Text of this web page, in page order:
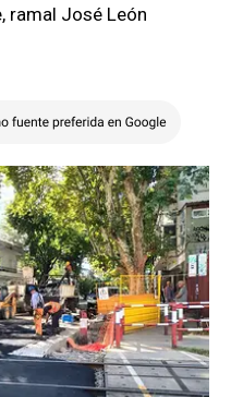
ramal José León